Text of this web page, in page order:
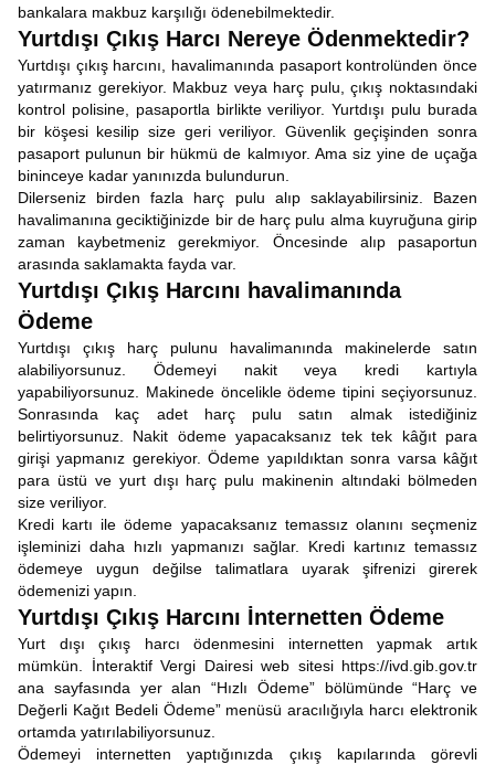
bankalara makbuz karşılığı ödenebilmektedir.
Yurtdışı Çıkış Harcı Nereye Ödenmektedir?
Yurtdışı çıkış harcını, havalimanında pasaport kontrolünden önce
yatırmanız gerekiyor. Makbuz veya harç pulu, çıkış noktasındaki
kontrol polisine, pasaportla birlikte veriliyor. Yurtdışı pulu burada
bir köşesi kesilip size geri veriliyor. Güvenlik geçişinden sonra
pasaport pulunun bir hükmü de kalmıyor. Ama siz yine de uçağa
bininceye kadar yanınızda bulundurun.
Dilerseniz birden fazla harç pulu alıp saklayabilirsiniz. Bazen
havalimanına geciktiğinizde bir de harç pulu alma kuyruğuna girip
zaman kaybetmeniz gerekmiyor. Öncesinde alıp pasaportun
arasında saklamakta fayda var.
Yurtdışı Çıkış Harcını havalimanında
Ödeme
Yurtdışı çıkış harç pulunu havalimanında makinelerde satın
alabiliyorsunuz. Ödemeyi nakit veya kredi kartıyla
yapabiliyorsunuz. Makinede öncelikle ödeme tipini seçiyorsunuz.
Sonrasında kaç adet harç pulu satın almak istediğiniz
belirtiyorsunuz. Nakit ödeme yapacaksanız tek tek kâğıt para
girişi yapmanız gerekiyor. Ödeme yapıldıktan sonra varsa kâğıt
para üstü ve yurt dışı harç pulu makinenin altındaki bölmeden
size veriliyor.
Kredi kartı ile ödeme yapacaksanız temassız olanını seçmeniz
işleminizi daha hızlı yapmanızı sağlar. Kredi kartınız temassız
ödemeye uygun değilse talimatlara uyarak şifrenizi girerek
ödemenizi yapın.
Yurtdışı Çıkış Harcını İnternetten Ödeme
Yurt dışı çıkış harcı ödenmesini internetten yapmak artık
mümkün. İnteraktif Vergi Dairesi web sitesi https://ivd.gib.gov.tr
ana sayfasında yer alan “Hızlı Ödeme” bölümünde “Harç ve
Değerli Kağıt Bedeli Ödeme” menüsü aracılığıyla harcı elektronik
ortamda yatırılabiliyorsunuz.
Ödemeyi internetten yaptığınızda çıkış kapılarında görevli